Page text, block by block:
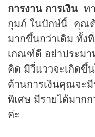
การงาน การเงิน ท
กุมภ์ ในปักษ์นี้ คุณ
มากขึ้นกว่าเดิม ทั้ง
เกณฑ์ดี อย่าประมา
คิด มีวี่แววจะเกิดขึ้
ด้านการเงินคุณจะ
พิเศษ มีรายได้มาก
ค่ะ